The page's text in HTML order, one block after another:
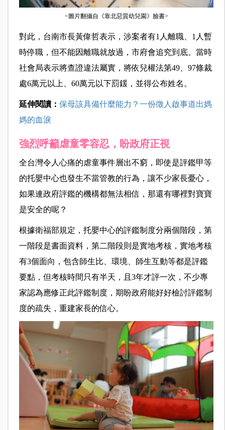
<圖片翻攝自《靠北惡質幼兒園》臉書>
對此，台南市長黃偉哲表示，涉案者有1人離職、1人暫
時停職，但不能因離職就放過，市府會追究到底。當時
社會局表示將查證違法屬實，將依兒權法第49、97條裁
處6萬元以上、60萬元以下罰鍰，並得公布姓名。
延伸閱讀： 保母該具備什麼能力？一份徵人啟事道出媽
媽的血淚
強烈呼籲虐童零容忍，盼政府正視
全台灣令人心痛的虐童事件層出不窮，即使是評鑑甲等
的托嬰中心也發生不當管教的行為，讓不少家長憂心，
如果連政府評鑑的機構都無法相信，那還有哪裡對寶寶
是安全的呢？
根據衛福部規定，托嬰中心的評鑑制度分兩個階段，第
一階段是書面資料，第二階段則是實地考核，實地考核
有3個面向，包含師生比、環境、師生互動等都是評鑑
要點，但考核時間只有半天，且3年才評一次，不少專
家認為應修正此評鑑制度，期盼政府能好好檢討評鑑制
度的疏失，重建家長的信心。